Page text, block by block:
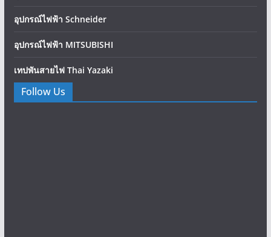
อุปกรณ์ไฟฟ้า Schneider
อุปกรณ์ไฟฟ้า MITSUBISHI
เทปพันสายไฟ Thai Yazaki
Follow Us